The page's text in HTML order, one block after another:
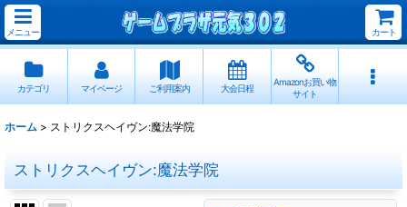
メニュー カート
カテゴリ マイページ ご利用案内 大会日程
Amazonお買い物
サイト
ホーム > ストリクスヘイヴン:魔法学院
ストリクスヘイヴン:魔法学院